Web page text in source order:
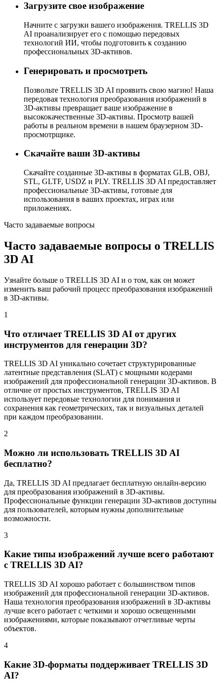
Загрузите свое изображение
Начните с загрузки вашего изображения. TRELLIS 3D
AI проанализирует его с помощью передовых
технологий ИИ, чтобы подготовить к созданию
профессиональных 3D-активов.
Генерировать и просмотреть
Позвольте TRELLIS 3D AI проявить свою магию! Наша
передовая технология преобразования изображений в
3D-активы превращает ваше изображение в
высококачественные 3D-активы. Просмотр вашей
работы в реальном времени в нашем браузерном 3D-
просмотрщике.
Скачайте ваши 3D-активы
Скачайте созданные 3D-активы в форматах GLB, OBJ,
STL, GLTF, USDZ и PLY. TRELLIS 3D AI предоставляет
профессиональные 3D-активы, готовые для
использования в ваших проектах, играх или
приложениях.
Часто задаваемые вопросы
Часто задаваемые вопросы о TRELLIS
3D AI
Узнайте больше о TRELLIS 3D AI и о том, как он может
изменить ваш рабочий процесс преобразования изображений
в 3D-активы.
1
Что отличает TRELLIS 3D AI от других
инструментов для генерации 3D?
TRELLIS 3D AI уникально сочетает структурированные
латентные представления (SLAT) с мощными кодерами
изображений для профессиональной генерации 3D-активов. В
отличие от простых инструментов, TRELLIS 3D AI
использует передовые технологии для понимания и
сохранения как геометрических, так и визуальных деталей
при каждом преобразовании.
2
Можно ли использовать TRELLIS 3D AI
бесплатно?
Да, TRELLIS 3D AI предлагает бесплатную онлайн-версию
для преобразования изображений в 3D-активы.
Профессиональные функции генерации 3D-активов доступны
для пользователей, которым нужны дополнительные
возможности.
3
Какие типы изображений лучше всего работают
с TRELLIS 3D AI?
TRELLIS 3D AI хорошо работает с большинством типов
изображений для профессиональной генерации 3D-активов.
Наша технология преобразования изображений в 3D-активы
лучше всего работает с четкими и хорошо освещенными
изображениями, которые показывают отчетливые черты
объектов.
4
Какие 3D-форматы поддерживает TRELLIS 3D
AI?